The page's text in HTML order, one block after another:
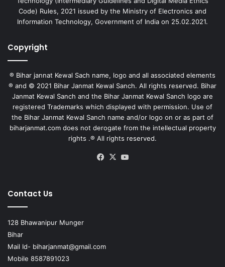
Code) Rules, 2021 issued by the Ministry of Electronics and
Information Technology, Government of India on 25.02.2021.
Copyright
® Bihar jannat Kewal Sach name, logo and all associated elements
® and © 2021 Bihar Janmat Kewal Sanch. All rights reserved. Bihar
Janmat Kewal Sanch and the Bihar Janmat Kewal Sanch logo are
registered Trademarks which displayed with permission. Use of
the Bihar Janmat Kewal Sanch name and/or logo on or as part of
biharjanmat.com does not derogate from the intellectual property
rights .® All rights reserved.
Facebook
X
Contact Us
128 Bhawanipur Munger
Bihar
Mail Id- biharjanmat@gmail.com
Mobile 8587891023